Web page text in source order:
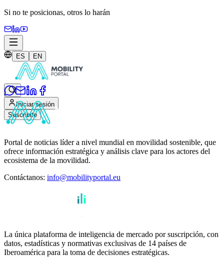
Si no te posicionas, otros lo harán
ES EN
Iniciar sesión
Suscribite
Portal de noticias líder a nivel mundial en movilidad sostenible, que
ofrece información estratégica y análisis clave para los actores del
ecosistema de la movilidad.
Contáctanos: info@mobilityportal.eu
La única plataforma de inteligencia de mercado por suscripción, con
datos, estadísticas y normativas exclusivas de 14 países de
Iberoamérica para la toma de decisiones estratégicas.